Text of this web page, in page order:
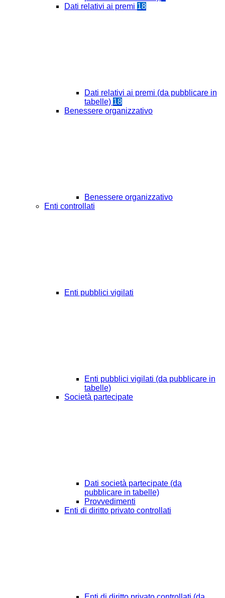
Dati relativi ai premi 18
Dati relativi ai premi (da pubblicare in
tabelle) 18
Benessere organizzativo
Benessere organizzativo
Enti controllati
Enti pubblici vigilati
Enti pubblici vigilati (da pubblicare in
tabelle)
Società partecipate
Dati società partecipate (da
pubblicare in tabelle)
Provvedimenti
Enti di diritto privato controllati